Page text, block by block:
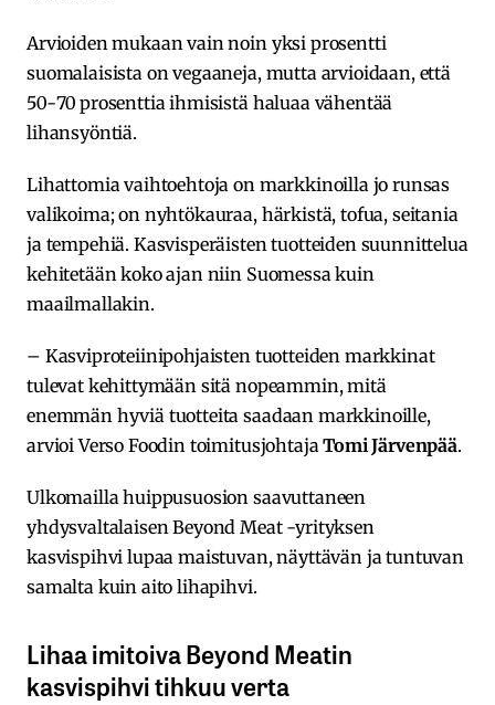
Arvioiden mukaan vain noin yksi prosentti
suomalaisista on vegaaneja, mutta arvioidaan, että
50-70 prosenttia ihmisistä haluaa vähentää
lihansyöntiä.
Lihattomia vaihtoehtoja on markkinoilla jo runsas
valikoima; on nyhtökauraa, härkistä, tofua, seitania
ja tempehiä. Kasvisperäisten tuotteiden suunnittelua
kehitetään koko ajan niin Suomessa kuin
maailmallakin.
– Kasvi­proteiini­pohjaisten tuotteiden markkinat
tulevat kehittymään sitä nopeammin, mitä
enemmän hyviä tuotteita saadaan markkinoille,
arvioi Verso Foodin toimitusjohtajaTomi Järvenpää.
Ulkomailla huippusuosion saavuttaneen
yhdysvaltalaisen Beyond Meat -yrityksen
kasvispihvi lupaa maistuvan, näyttävän ja tuntuvan
samalta kuin aito lihapihvi.
Lihaa imitoiva Beyond Meatin
kasvispihvi tihkuu verta